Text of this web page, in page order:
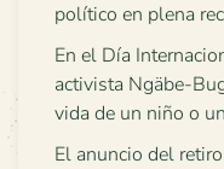
político en plena
En el Día
activista Ngäbe-
vida de un niño o
El anuncio del